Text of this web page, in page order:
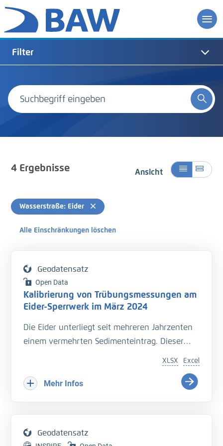
Filter
4Ergebnisse Ansicht
Wasserstraße: Eider
Alle Einschränkungen löschen
Geodatensatz
Open Data
Kalibrierung von Trübungsmessungen am
Eider-Sperrwerk im März 2024
Die Eider unterliegt seit mehreren Jahrzenten
einem vermehrten Sedimenteintrag. Dieser
Hinterlandes so wie die Schiffbarkeit des
Bundeswasserstraße.
der Entwässerung des Hinterlandes führt. Das
Excel
XLSX
Mehr Infos
Geodatensatz